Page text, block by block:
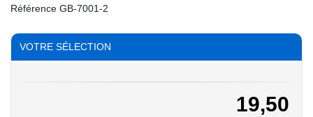
Référence GB-7001-2
VOTRE SÉLECTION
19,50